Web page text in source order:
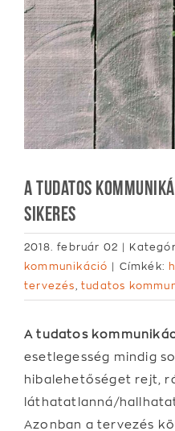
A tudatos
sikeres
2018. február 02 |
kommunikáció | Címkék:
tervezés
,tudatos
A tudatos
esetlegesség mindig
hibalehetőséget rejt,
láthatatlanná/
Azonban a tervezés